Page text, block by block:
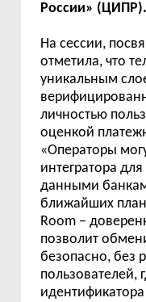
России» (ЦИПР).
На сессии,
отметила, что
уникальным
личностью
оценкой
«Операторы
интегратора
данными
ближайших
Room –
позволит
безопасно, без
пользователей,